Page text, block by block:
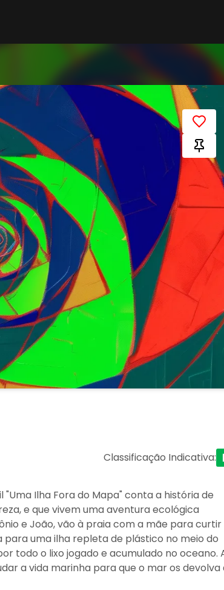
Classificação Indicativa:
Ilha Fora do Mapa" conta a história de
e que vivem uma aventura ecológica
e João, vão à praia com a mãe para curtir
uma ilha repleta de plástico no meio do
todo o lixo jogado e acumulado no oceano.
a vida marinha para que o mar os devolva